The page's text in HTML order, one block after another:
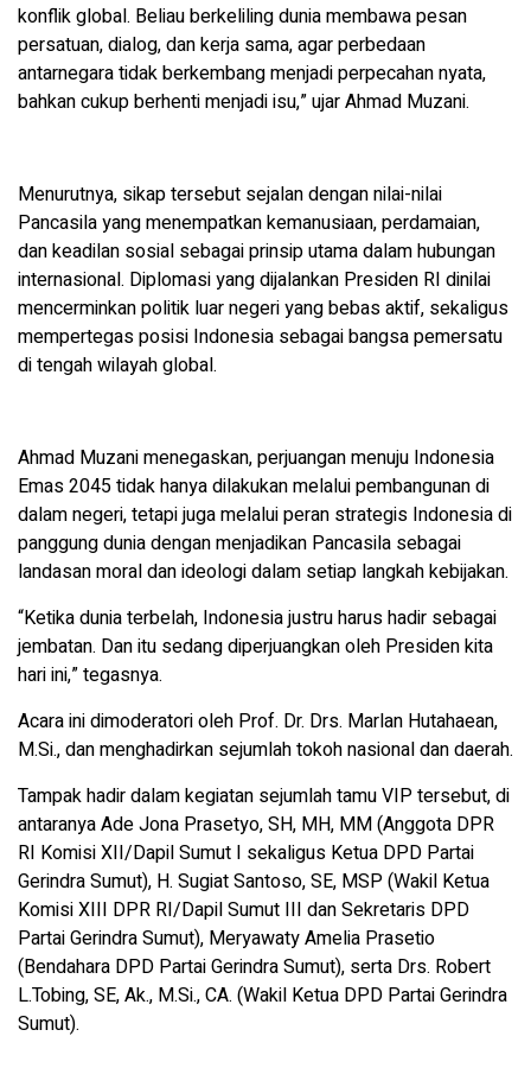
konflik global. Beliau berkeliling dunia membawa pesan
persatuan, dialog, dan kerja sama, agar perbedaan
antarnegara tidak berkembang menjadi perpecahan nyata,
bahkan cukup berhenti menjadi isu,” ujar Ahmad Muzani.
Menurutnya, sikap tersebut sejalan dengan nilai-nilai
Pancasila yang menempatkan kemanusiaan, perdamaian,
dan keadilan sosial sebagai prinsip utama dalam hubungan
internasional. Diplomasi yang dijalankan Presiden RI dinilai
mencerminkan politik luar negeri yang bebas aktif, sekaligus
mempertegas posisi Indonesia sebagai bangsa pemersatu
di tengah wilayah global.
Ahmad Muzani menegaskan, perjuangan menuju Indonesia
Emas 2045 tidak hanya dilakukan melalui pembangunan di
dalam negeri, tetapi juga melalui peran strategis Indonesia di
panggung dunia dengan menjadikan Pancasila sebagai
landasan moral dan ideologi dalam setiap langkah kebijakan.
“Ketika dunia terbelah, Indonesia justru harus hadir sebagai
jembatan. Dan itu sedang diperjuangkan oleh Presiden kita
hari ini,” tegasnya.
Acara ini dimoderatori oleh Prof. Dr. Drs. Marlan Hutahaean,
M.Si., dan menghadirkan sejumlah tokoh nasional dan daerah.
Tampak hadir dalam kegiatan sejumlah tamu VIP tersebut, di
antaranya Ade Jona Prasetyo, SH, MH, MM (Anggota DPR
RI Komisi XII/Dapil Sumut I sekaligus Ketua DPD Partai
Gerindra Sumut), H. Sugiat Santoso, SE, MSP (Wakil Ketua
Komisi XIII DPR RI/Dapil Sumut III dan Sekretaris DPD
Partai Gerindra Sumut), Meryawaty Amelia Prasetio
(Bendahara DPD Partai Gerindra Sumut), serta Drs. Robert
L.Tobing, SE, Ak., M.Si., CA. (Wakil Ketua DPD Partai Gerindra
Sumut).